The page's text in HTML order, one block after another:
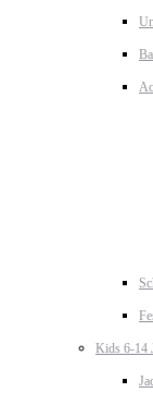
Kids 6-14